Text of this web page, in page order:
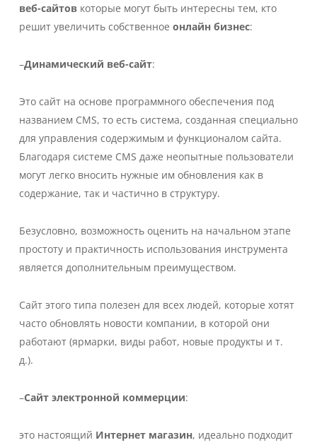
веб-сайтовкоторые могут быть интересны тем, кто
решит увеличить собственное онлайн бизнес:
–Динамический веб-сайт:
Это сайт на основе программного обеспечения под
названием CMS, то есть система, созданная специально
для управления содержимым и функционалом сайта.
Благодаря системе CMS даже неопытные пользователи
могут легко вносить нужные им обновления как в
содержание, так и частично в структуру.
Безусловно, возможность оценить на начальном этапе
простоту и практичность использования инструмента
является дополнительным преимуществом.
Сайт этого типа полезен для всех людей, которые хотят
часто обновлять новости компании, в которой они
работают (ярмарки, виды работ, новые продукты и т.
д.).
–Сайт электронной коммерции:
это настоящий Интернет магазин, идеально подходит